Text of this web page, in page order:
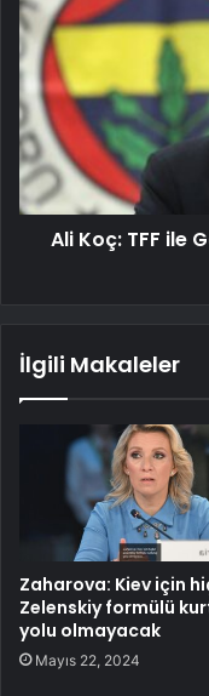
Ali Koç: TFF ile
İlgili Makaleler
Zaharova: Kiev için
Zelenskiy formülü
yolu olmayacak
Mayıs 22, 2024